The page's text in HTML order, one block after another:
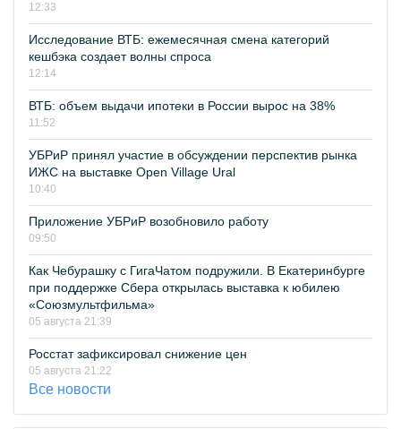
12:33
Исследование ВТБ: ежемесячная смена категорий
кешбэка создает волны спроса
12:14
ВТБ: объем выдачи ипотеки в России вырос на 38%
11:52
УБРиР принял участие в обсуждении перспектив рынка
ИЖС на выставке Open Village Ural
10:40
Приложение УБРиР возобновило работу
09:50
Как Чебурашку с ГигаЧатом подружили. В Екатеринбурге
при поддержке Сбера открылась выставка к юбилею
«Союзмультфильма»
05 августа 21:39
Росстат зафиксировал снижение цен
05 августа 21:22
Все новости